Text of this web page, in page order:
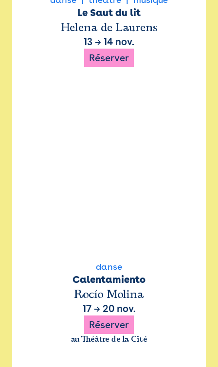
Le Saut du lit
Helena de Laurens
13 → 14 nov.
Réserver
danse
Calentamiento
Rocío Molina
17→ 20 nov.
Réserver
au Théâtre de la Cité